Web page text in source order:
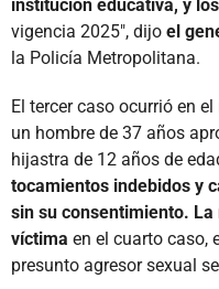
institución educativa, y
vigencia 2025", dijo el
la Policía Metropolitana.
El tercer caso ocurrió en
un hombre de 37 años
hijastra de 12 años de
tocamientos indebidos y
sin su consentimiento.
víctima en el cuarto caso,
presunto agresor sexual